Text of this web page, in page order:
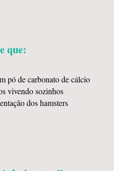
que:
pó de carbonato de cálcio
vivendo sozinhos
dos hamsters